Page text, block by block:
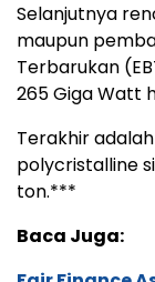
Selanjutnya
maupun
Terbarukan
265 Giga Watt
Terakhir
polycristalline
ton.***
Baca Juga: